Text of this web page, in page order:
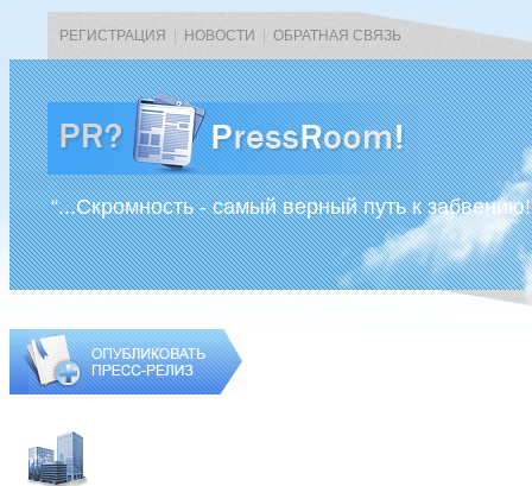
РЕГИСТРАЦИЯ НОВОСТИ ОБРАТНАЯ СВЯЗЬ
“...Скромность - самый верный путь к